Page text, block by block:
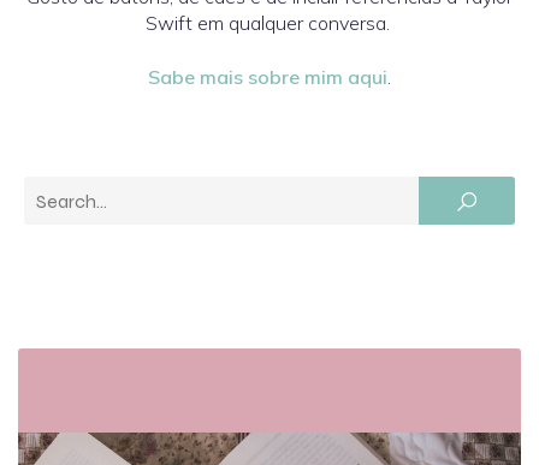
Swift em qualquer conversa.
Sabe mais sobre mim aqui.